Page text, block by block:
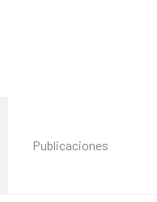
Publicaciones